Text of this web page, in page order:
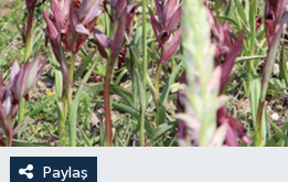
Paylaş